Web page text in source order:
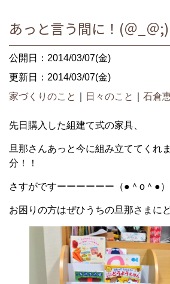
あっと言う間に！(＠_＠;)
公開日：2014/03/07(金)
更新日：2014/03/07(金)
家づくりのこと
日々のこと 石倉
先日購入した組建て式の家具、
旦那さんあっと今に組み立ててくれ
分！！
さすがですーーーーーー（●＾o＾●
お困りの方はぜひうちの旦那さまに